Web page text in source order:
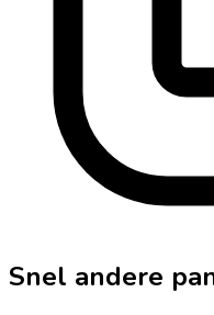
Snel andere